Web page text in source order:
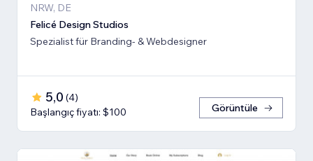
NRW, DE
Felicé Design Studios
Spezialist für Branding- & Webdesigner
5,0 (4)
Başlangıç fiyatı: $100
Görüntüle